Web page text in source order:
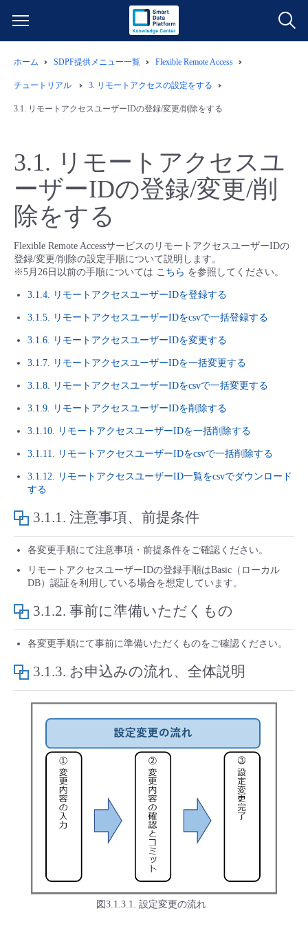
サービス一覧
データ利活用
ネットワーク
IoT
モニタリング/監査
管理機能
すべてのメニューを見る
よくある質問
クラウド/サーバー
ネットワーク
IoT
サポート
管理機能
料金シミュレーター
データ利活用
クラウド/サーバー
IoT
モニタリング/監査
ご利用開始ガイド
■ 管理機能
- 管理機能
■ セットアップガイド
- 初期設定・確認
- ユーザー機能の管理
■ 基本構築ガイド
- Flexible Remote Access
ユースケース
- バックアップ
- データと分析
- IoT
- リモートワーク
- ITインフラストラクチャー
- その他
故障/メンテナンス情報
故障/メンテナンス履歴
メンテナンス予定
パートナー
協業パートナー
ホーム SDPF提供メニュー一覧 Flexible Remote Access
チュートリアル 3. リモートアクセスの設定をする
3.1. リモートアクセスユーザーIDの登録/変更/削除をする
3.1. リモートアクセスユ
ーザーIDの登録/変更/削
除をする
Flexible Remote AccessサービスのリモートアクセスユーザーIDの
登録/変更/削除の設定手順について説明します。
※5月26日以前の手順については こちら を参照してください。
3.1.4. リモートアクセスユーザーIDを登録する
3.1.5. リモートアクセスユーザーIDをcsvで一括登録する
3.1.6. リモートアクセスユーザーIDを変更する
3.1.7. リモートアクセスユーザーIDを一括変更する
3.1.8. リモートアクセスユーザーIDをcsvで一括変更する
3.1.9. リモートアクセスユーザーIDを削除する
3.1.10. リモートアクセスユーザーIDを一括削除する
3.1.11. リモートアクセスユーザーIDをcsvで一括削除する
3.1.12. リモートアクセスユーザーID一覧をcsvでダウンロード
する
3.1.1. 注意事項、前提条件
各変更手順にて注意事項・前提条件をご確認ください。
リモートアクセスユーザーIDの登録手順はBasic（ローカル
DB）認証を利用している場合を想定しています。
3.1.2. 事前に準備いただくもの
各変更手順にて事前に準備いただくものをご確認ください。
3.1.3. お申込みの流れ、全体説明
図3.1.3.1. 設定変更の流れ